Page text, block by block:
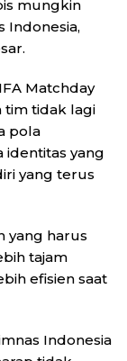
mungkin
Indonesia,
Matchday
tim tidak lagi
pola
identitas yang
yang terus
yang harus
tajam
efisien saat
Indonesia